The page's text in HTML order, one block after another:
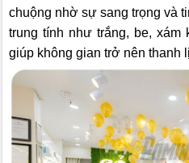
chuộng nhờ sự sang trọng và
trung tính như trắng, be,
giúp không gian trở nên thanh